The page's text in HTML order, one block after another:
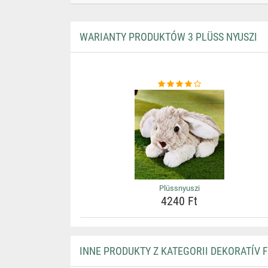
WARIANTY PRODUKTÓW 3 PLÜSS NYUSZI
Plüssnyuszi
4240 Ft
INNE PRODUKTY Z KATEGORII DEKORATÍV